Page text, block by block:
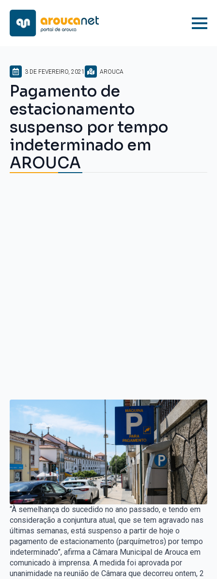
3 DE FEVEREIRO, 2021 AROUCA
Pagamento de
estacionamento
suspenso por tempo
indeterminado em
AROUCA
“À semelhança do sucedido no ano passado, e tendo em
consideração a conjuntura atual, que se tem agravado nas
últimas semanas, está suspenso a partir de hoje o
pagamento de estacionamento (parquímetros) por tempo
indeterminado”, afirma a Câmara Municipal de Arouca em
comunicado à imprensa. A medida foi aprovada por
unanimidade na reunião de Câmara que decorreu ontem, 2